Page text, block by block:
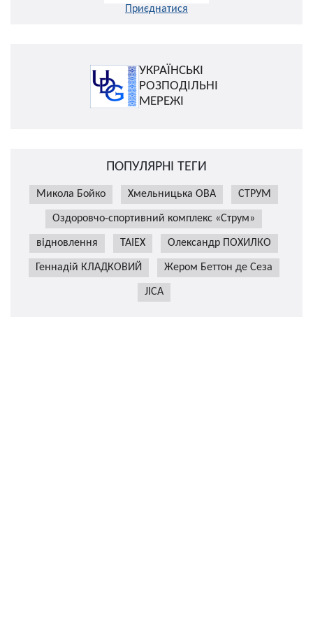
Приєднатися
УКРАЇНСЬКІ
РОЗПОДІЛЬНІ
МЕРЕЖІ
ПОПУЛЯРНІ ТЕГИ
Микола Бойко Хмельницька ОВА СТРУМ
Оздоровчо-спортивний комплекс «Струм»
відновлення TAIEX Олександр ПОХИЛКО
Геннадій КЛАДКОВИЙ Жером Беттон де Сеза
JICA